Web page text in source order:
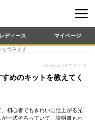
レディース マイページ
を含みます
51View 18 コメント
めのキットを教えてく
初心者でもきれいに仕上がる光
一式そろっていて、説明書もわ